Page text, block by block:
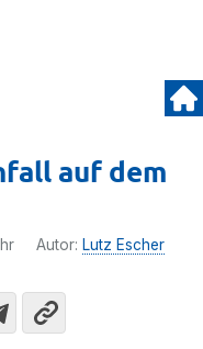
auf dem
Autor: Lutz Escher